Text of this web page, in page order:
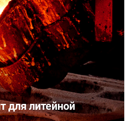
для литейной